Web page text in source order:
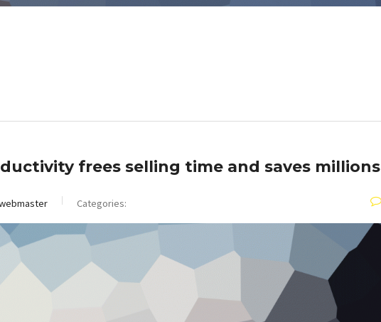
frees selling time and saves millions
Categories: